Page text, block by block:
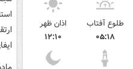
طلوع آفتاب
۰۵:۱۸
اذان ظهر
۱۲:۱۰